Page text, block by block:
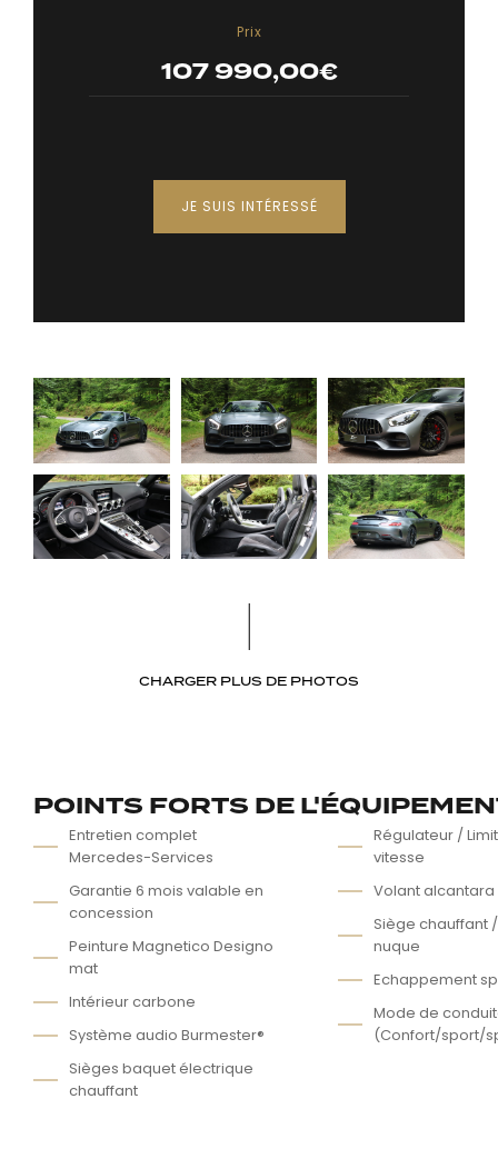
Prix
107 990,00€
JE SUIS INTÉRESSÉ
CHARGER PLUS DE PHOTOS
POINTS FORTS DE
Entretien complet
Mercedes-Services
Garantie 6 mois valable en
concession
Peinture Magnetico Designo
mat
Intérieur carbone
Système audio Burmester®
Sièges baquet électrique
chauffant
Régulateur /
vitesse
Volant alcantara
Siège chauffant
nuque
Echappement
Mode de
(Confort/sport/